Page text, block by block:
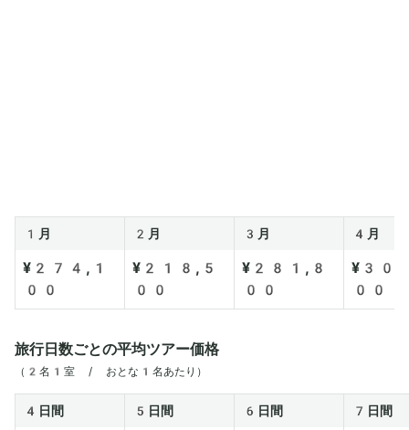
1月 2月 3月 4月
¥274,1
00
¥218,5
00
¥281,8
00
00
旅行日数ごとの平均ツアー価格
（2名1室 / おとな1名あたり）
4日間 5日間 6日間 7日間